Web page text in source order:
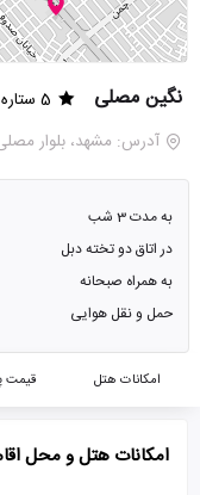
نگین مصلی
5 ستاره
آدرس: مشهد، بلوار
به مدت 3 شب
در اتاق دو تخته دبل
به همراه صبحانه
حمل و نقل هوایی
امکانات هتل قیمت
امکانات هتل و محل